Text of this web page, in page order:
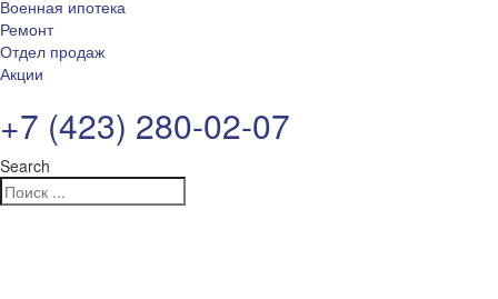
Военная ипотека
Ремонт
Отдел продаж
Акции
+7 (423) 280-02-07
Search